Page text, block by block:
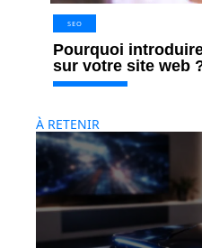
SEO
Pourquoi
sur votre site web
À RETENIR